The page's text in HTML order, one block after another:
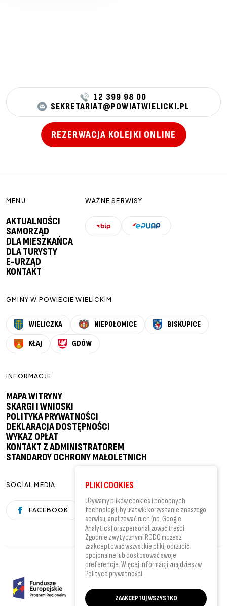
12 399 98 00
SEKRETARIAT@POWIATWIELICKI.PL
REZERWACJA KOLEJKI ONLINE
MENU
AKTUALNOŚCI
SAMORZĄD
DLA MIESZKAŃCA
DLA TURYSTY
E-URZĄD
KONTAKT
WAŻNE SERWISY
GMINY W POWIECIE WIELICKIM
WIELICZKA NIEPOŁOMICE
BISKUPICE
KŁAJ
GDÓW
INFORMACJE
MAPA WITRYNY
SKARGI I WNIOSKI
POLITYKA PRYWATNOŚCI
DEKLARACJA DOSTĘPNOŚCI
WYKAZ OPŁAT
KONTAKT Z ADMINISTRATOREM
STANDARDY OCHRONY MAŁOLETNICH
SOCIAL MEDIA
FACEBOOK YOUTUBE
PLIKI COOKIES
Używamy plików cookies i podobnych
technologii, by ułatwić korzystanie z naszego
serwisu, analizować ruch (np. Google
Analytics) oraz personalizować treści.
Zgodnie z wytycznymi RODO możesz
zaakceptować wszystkie pliki, odrzucić
opcjonalne lub dostosować swoje
preferencje. Więcej informacji znajdziesz w
Polityce prywatności.
ZAAKCEPTUJ WSZYSTKO